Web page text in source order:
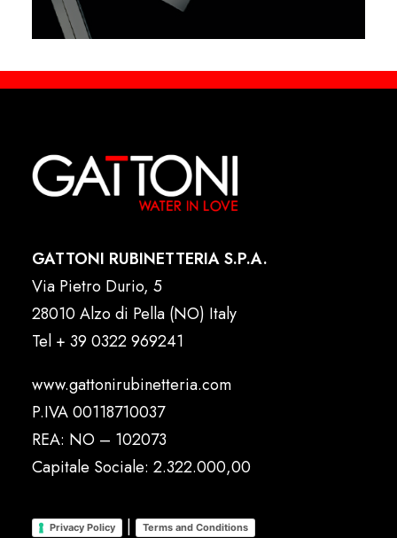
GATTONI RUBINETTERIA S.P.A.
Via Pietro Durio, 5
28010 Alzo di Pella (NO) Italy
Tel + 39 0322 969241
www.gattonirubinetteria.com
P.IVA 00118710037
REA: NO – 102073
Capitale Sociale: 2.322.000,00
Privacy Policy | Terms and Conditions